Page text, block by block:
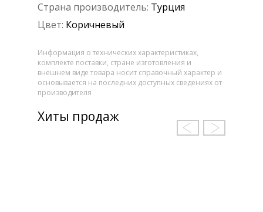
Страна производитель: Турция
Цвет: Коричневый
Информация о технических характеристиках,
комплекте поставки, стране изготовления и
внешнем виде товара носит справочный характер и
основывается на последних доступных сведениях от
производителя
Хиты продаж